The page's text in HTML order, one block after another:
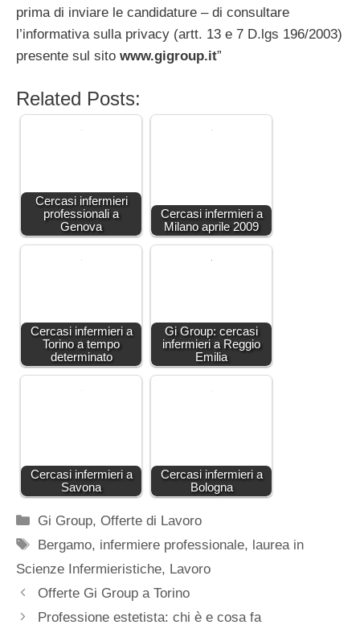
prima di inviare le candidature – di consultare
l’informativa sulla privacy (artt. 13 e 7 D.lgs 196/2003)
presente sul sito www.gigroup.it”
Related Posts:
Cercasi infermieri
professionali a
Genova
Cercasi infermieri a
Milano aprile 2009
Cercasi infermieri a
Torino a tempo
determinato
Gi Group: cercasi
infermieri a Reggio
Emilia
Cercasi infermieri a
Savona
Cercasi infermieri a
Bologna
Categorie
Gi Group,Offerte di Lavoro
Tag
Bergamo, infermiere professionale, laurea in
Scienze Infermieristiche, Lavoro
Offerte Gi Group a Torino
Professione estetista: chi è e cosa fa